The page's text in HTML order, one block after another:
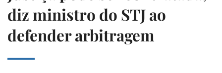
diz ministro do STJ ao
defender arbitragem